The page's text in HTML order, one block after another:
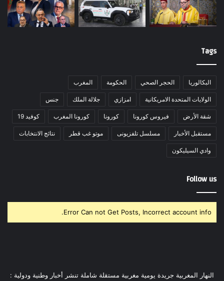
Tags
البكالوريا الحجر الصحي الحكومة المغرب
الولايات المتحدة الامريكانية امزازي جلالة الملك جنس
شقة الأرض فيروس كورونا كورونا كورونا المغرب كوفيد 19
مستقبل الأخبار مسلسل تلفزيونى موتو غب قطر نتائج الانتخابات
وادي السيليكون
Follow us
Error Can not Get Posts, Incorrect account info.
النهار المغربية جريدة يومية مغربية مستقلة شاملة تنشر أخبار وطنية ودولية :